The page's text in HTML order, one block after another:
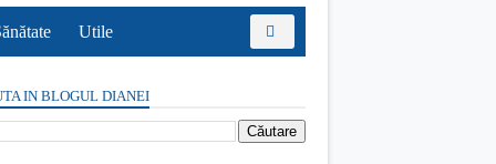
Utile
IN BLOGUL DIANEI